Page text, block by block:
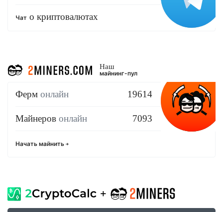
Чат о криптовалютах
Наш
майнинг-пул
Ферм онлайн 19614
Майнеров онлайн 7093
Начать майнить